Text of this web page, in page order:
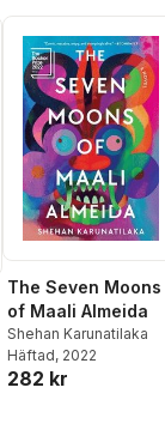
röster:
The Seven Moons
of Maali Almeida
Shehan Karunatilaka
Häftad, 2022
282 kr